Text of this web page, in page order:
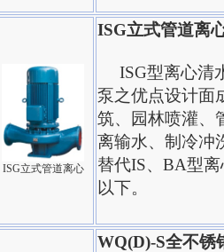
ISG立式管道离心
ISG立式管道离
ISG型离心清
泵之优点设计面
筑、园林喷灌、
离输水、制冷冲
替代IS、BA型
以下。
WQ(D)-S全不锈